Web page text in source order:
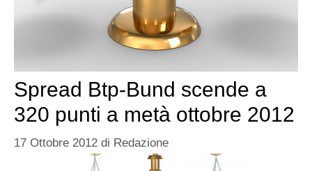
Spread Btp-Bund scende a
320 punti a metà ottobre 2012
17 Ottobre 2012 di Redazione